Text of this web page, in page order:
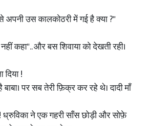
अपनी उस कालकोठरी में गई है क्या ?"
कहा".. और बस शिवाया को देखती रही।
दिया !
पर सब तेरी फ़िक्र कर रहे थे। दादी माँ
! ध्रुविका ने एक गहरी साँस छोड़ी और सोफ़े